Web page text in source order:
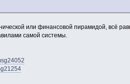
или финансовой пирамидой, всё
самой системы.